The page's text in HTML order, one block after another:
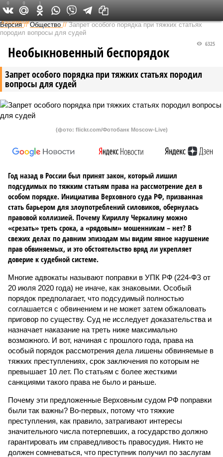
Федеральный выпуск
Версия //Общество //Запрет особого порядка при тяжких статьях
породил вопросы для судей
Запрет особого порядка при тяжких статьях породил
вопросы для судей
6325
Необыкновенный беспорядок
(фото: flickr.com/Фотобанк Moscow-Live)
Год назад в России был принят закон, который лишил
подсудимых по тяжким статьям права на рассмотрение дел в
особом порядке. Инициатива Верховного суда РФ, призванная
стать барьером для злоупотреблений силовиков, обернулась
правовой коллизией. Почему Кириллу Черкалину можно
«срезать» треть срока, а «рядовым» мошенникам – нет? В
свежих делах по давним эпизодам мы видим явное нарушение
прав обвиняемых, и это обстоятельство вряд ли укрепляет
доверие к судебной системе.
Многие адвокаты называют поправки в УПК РФ (224-ФЗ от
20 июля 2020 года) не иначе, как знаковыми. Особый
порядок предполагает, что подсудимый полностью
соглашается с обвинением и не может затем обжаловать
приговор по существу. Суд не исследует доказательства и
назначает наказание на треть ниже максимально
возможного. И вот, начиная с прошлого года, права на
особый порядок рассмотрения дела лишены обвиняемые в
тяжких преступлениях, срок заключения по которым не
превышает 10 лет. По статьям с более жесткими
санкциями такого права не было и раньше.
Почему эти предложенные Верховным судом РФ поправки
были так важны? Во-первых, потому что тяжкие
преступления, как правило, затрагивают интересы
значительного числа потерпевших, а государство должно
гарантировать им справедливость правосудия. Никто не
должен сомневаться, что преступник получил по заслугам
0 0 1